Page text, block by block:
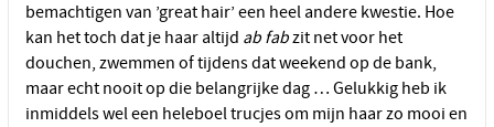
bemachtigen van ’great hair’ een heel andere kwestie. Hoe
kan het toch dat je haar altijd ab fabzit net voor het
douchen, zwemmen of tijdens dat weekend op de bank,
maar echt nooit op die belangrijke dag … Gelukkig heb ik
inmiddels wel een heleboel trucjes om mijn haar zo mooi en